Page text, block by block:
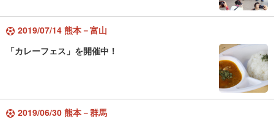
2019/07/14 熊本－富山
「カレーフェス」を開催中！
2019/06/30 熊本－群馬